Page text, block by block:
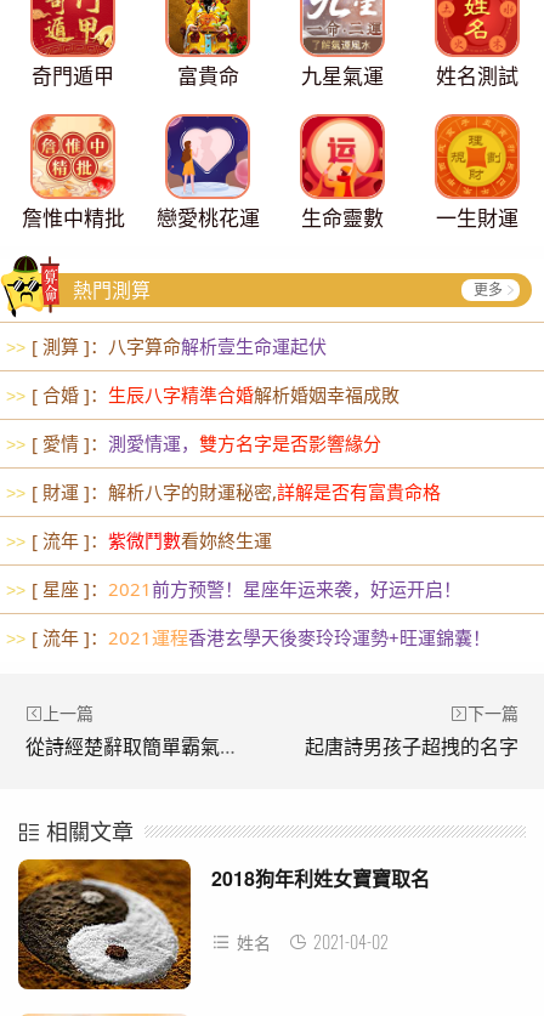
奇門遁甲 富貴命 九星氣運 姓名測試
詹惟中精批 戀愛桃花運 生命靈數 一生財運
熱門測算 更多
>> [ 測算 ]：八字算命解析壹生命運起伏
>> [ 合婚 ]： 生辰八字精準合婚解析婚姻幸福成敗
>> [ 愛情 ]： 測愛情運， 雙方名字是否影響緣分
>> [ 財運 ]：解析八字的財運秘密,詳解是否有富貴命格
>> [ 流年 ]： 紫微鬥數看妳終生運
>> [ 星座 ]： 2021前方预警！星座年运来袭，好运开启！
>> [ 流年 ]： 2021運程香港玄學天後麥玲玲運勢+旺運錦囊！
上一篇
從詩經楚辭取簡單霸氣的名字
下一篇
起唐詩男孩子超拽的名字
相關文章
2018狗年利姓女寶寶取名
姓名 2021-04-02